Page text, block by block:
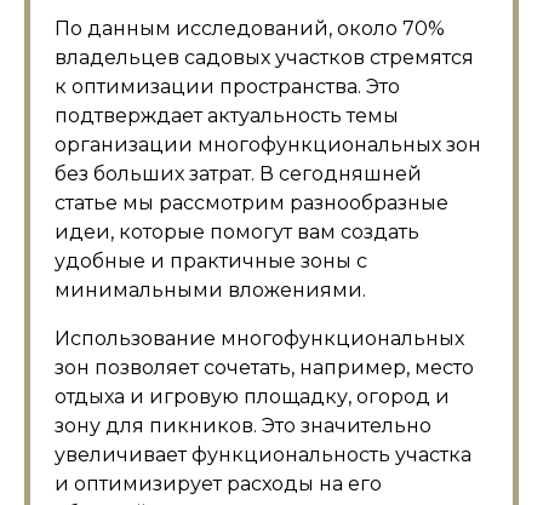
По данным исследований, около 70%
владельцев садовых участков стремятся
к оптимизации пространства. Это
подтверждает актуальность темы
организации многофункциональных зон
без больших затрат. В сегодняшней
статье мы рассмотрим разнообразные
идеи, которые помогут вам создать
удобные и практичные зоны с
минимальными вложениями.
Использование многофункциональных
зон позволяет сочетать, например, место
отдыха и игровую площадку, огород и
зону для пикников. Это значительно
увеличивает функциональность участка
и оптимизирует расходы на его